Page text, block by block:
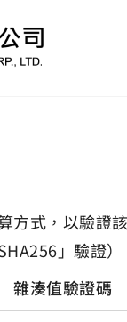
方式，以驗證
」驗證）
雜湊值驗證碼